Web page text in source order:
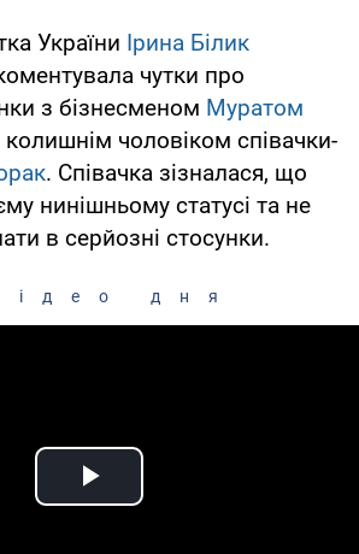
України Ірина Білик
чутки про
з бізнесменом Муратом
колишнім чоловіком співачки-
. Співачка зізналася, що
нинішньому статусі та не
в серйозні стосунки.
дня
Play Video